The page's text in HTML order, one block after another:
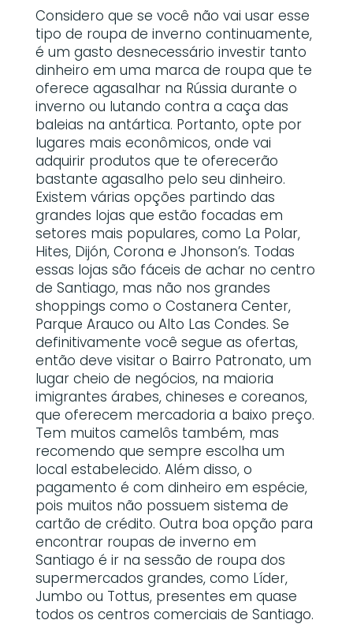
Considero que se você não vai usar esse
tipo de roupa de inverno continuamente,
é um gasto desnecessário investir tanto
dinheiro em uma marca de roupa que te
oferece agasalhar na Rússia durante o
inverno ou lutando contra a caça das
baleias na antártica. Portanto, opte por
lugares mais econômicos, onde vai
adquirir produtos que te oferecerão
bastante agasalho pelo seu dinheiro.
Existem várias opções partindo das
grandes lojas que estão focadas em
setores mais populares, como La Polar,
Hites, Dijón, Corona e Jhonson’s. Todas
essas lojas são fáceis de achar no centro
de Santiago, mas não nos grandes
shoppings como o Costanera Center,
Parque Arauco ou Alto Las Condes. Se
definitivamente você segue as ofertas,
então deve visitar o Bairro Patronato, um
lugar cheio de negócios, na maioria
imigrantes árabes, chineses e coreanos,
que oferecem mercadoria a baixo preço.
Tem muitos camelôs também, mas
recomendo que sempre escolha um
local estabelecido. Além disso, o
pagamento é com dinheiro em espécie,
pois muitos não possuem sistema de
cartão de crédito. Outra boa opção para
encontrar roupas de inverno em
Santiago é ir na sessão de roupa dos
supermercados grandes, como Líder,
Jumbo ou Tottus, presentes em quase
todos os centros comerciais de Santiago.